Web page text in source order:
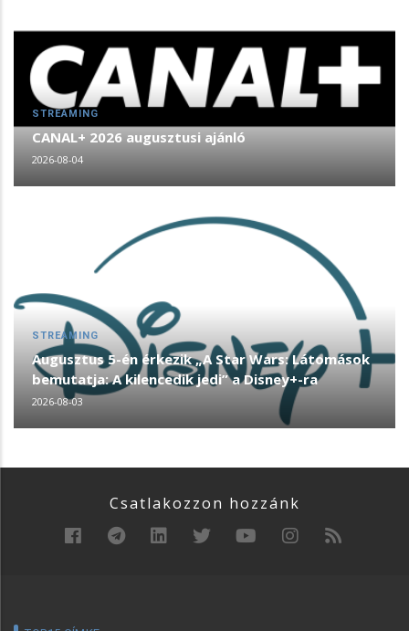
STREAMING
CANAL+ 2026 augusztusi ajánló
2026-08-04
STREAMING
Augusztus 5-én érkezik „A Star Wars: Látomások
bemutatja: A kilencedik jedi” a Disney+-ra
2026-08-03
Csatlakozzon hozzánk